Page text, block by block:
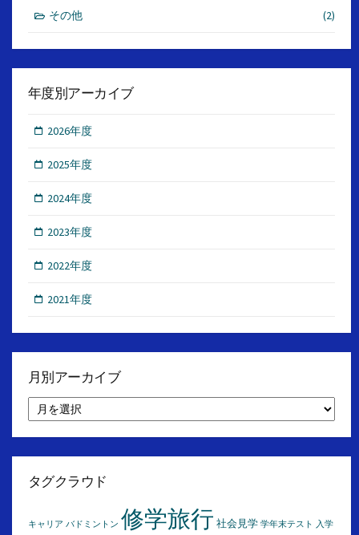
その他 (2)
年度別アーカイブ
2026年度
2025年度
2024年度
2023年度
2022年度
2021年度
月別アーカイブ
別
ア
イ
タグクラウド
キャリア バドミントン 修学旅行 社会見学 学年末テスト 入学